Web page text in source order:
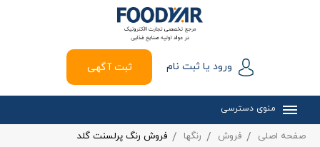
ورود یا ثبت نام ثبت آگهی
منوی دسترسی
صفحه اصلی فروش رنگها فروش رنگ پرلسنت گلد